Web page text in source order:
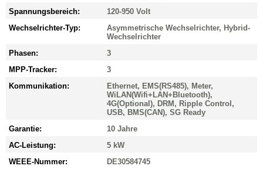
Spannungsbereich:
120-950 Volt
Wechselrichter-Typ:
Asymmetrische Wechselrichter, Hybrid-
Wechselrichter
Phasen:
3
MPP-Tracker:
3
Kommunikation:
Ethernet, EMS(RS485), Meter,
WiLAN(Wifi+LAN+Bluetooth),
4G(Optional), DRM, Ripple Control,
USB, BMS(CAN), SG Ready
Garantie:
10 Jahre
AC-Leistung:
5 kW
WEEE-Nummer:
DE30584745